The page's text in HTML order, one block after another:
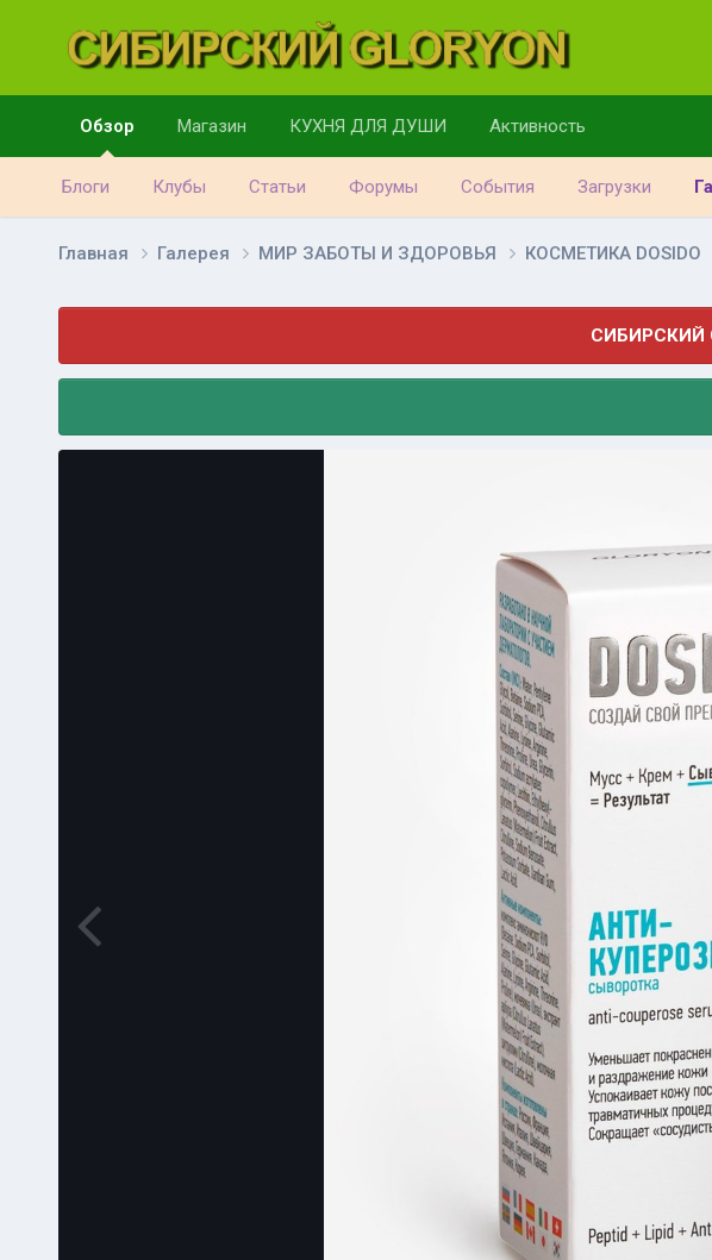
Обзор
Блоги Клубы Статьи Форумы События Загрузки
Магазин КУХНЯ ДЛЯ ДУШИ Активность
Главная Галерея МИР ЗАБОТЫ И ЗДОРОВЬЯ КОСМЕТИКА DOSIDO
СИБИРСКИЙ